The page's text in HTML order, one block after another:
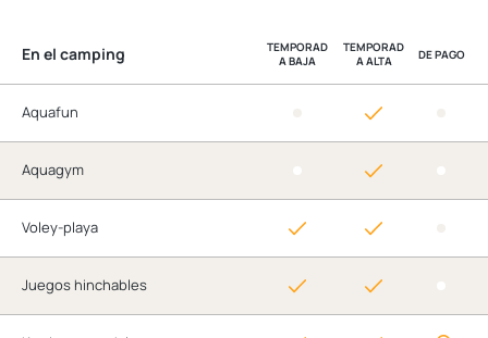
En el camping
TEMPORAD
A BAJA
TEMPORAD
A ALTA
DE PAGO
Aquafun
Aquagym
Voley-playa
Juegos hinchables